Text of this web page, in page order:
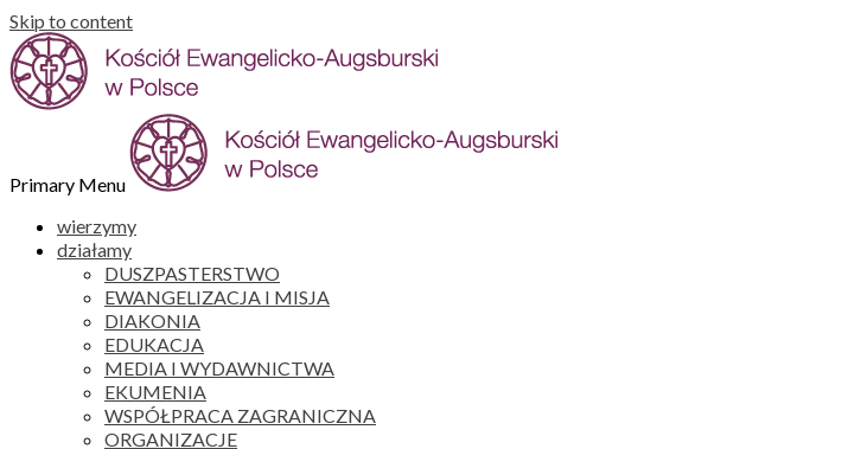
Skip to content
Primary Menu
wierzymy
działamy
DUSZPASTERSTWO
EWANGELIZACJA I MISJA
DIAKONIA
EDUKACJA
MEDIA I WYDAWNICTWA
EKUMENIA
WSPÓŁPRACA ZAGRANICZNA
ORGANIZACJE